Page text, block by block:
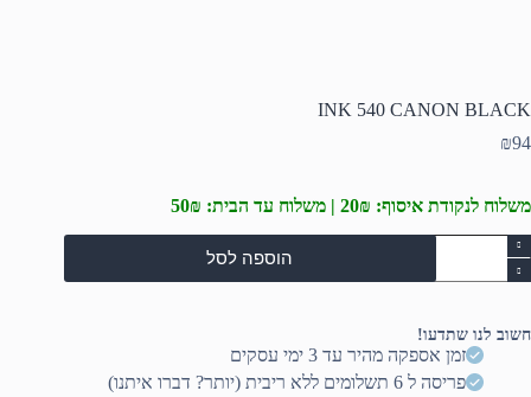
INK 540 CANON BLACK
₪94
משלוח לנקודת איסוף: 20₪ | משלוח עד הבית: 50₪
כמות
של
INK
CANON
BLACK
הוספה לסל
חשוב לנו שתדעו!
זמן אספקה מהיר עד 3 ימי עסקים
פריסה ל 6 תשלומים ללא ריבית (יותר? דברו איתנו)